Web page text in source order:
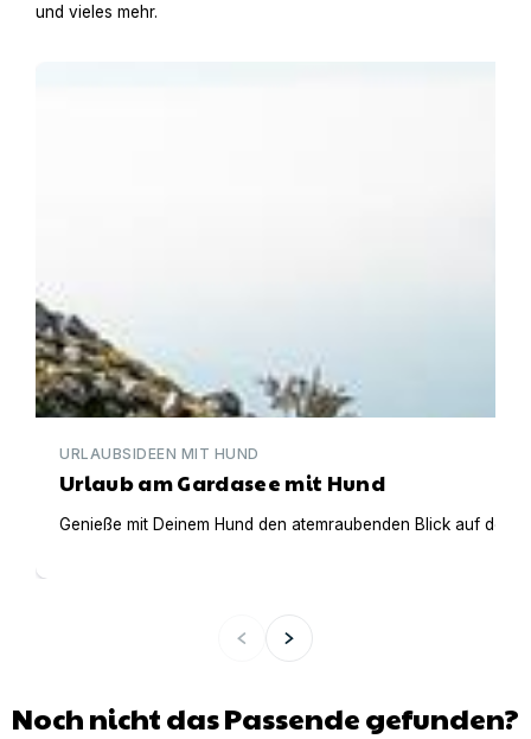
und vieles mehr.
URLAUBSIDEEN MIT HUND
Urlaub am Gardasee mit Hund
Genieße mit Deinem Hund den atemraubenden Blick auf den
Noch nicht das Passende gefunden?